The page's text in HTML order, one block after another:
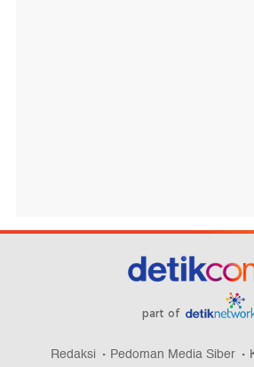
part of
Redaksi Pedoman Media Siber